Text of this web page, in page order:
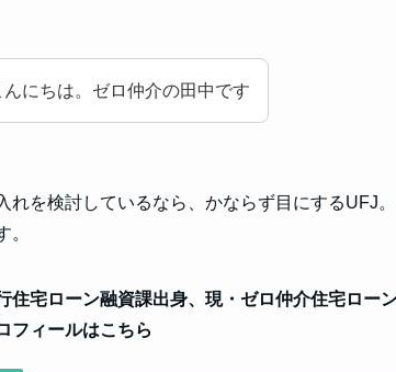
んにちは。ゼロ仲介の田中です
れを検討しているなら、かならず目にするUFJ
。
住宅ローン融資課出身、現・ゼロ仲介住宅ロー
フィールはこちら